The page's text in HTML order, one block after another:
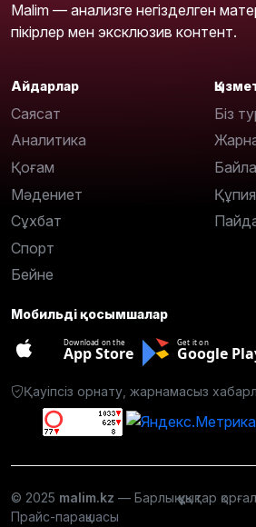
Malim — анализге негізделген
пікірлер мен эксклюзив контент.
Айдарлар
Саясат
Аналитика
Қоғам
Мәдениет
Сұхбат
Спорт
Бейне
Біз
Мобильді қосымшалар
Download on the
App Store
Get it on
Google
Қауіпсіз орнату, жарнамасыз
© 2025 malim.kz — Барлық құқықтар
Прайс-парақшасы